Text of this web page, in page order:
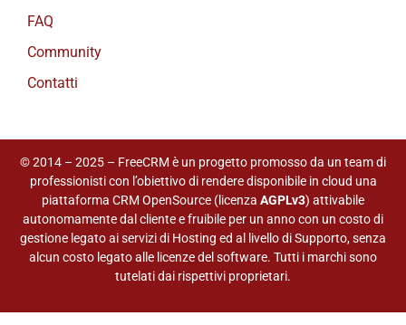
FAQ
Community
Contatti
© 2014 – 2025 – FreeCRM è un progetto promosso da un team di
professionisti con l’obiettivo di rendere disponibile in cloud una
piattaforma CRM OpenSource (licenza AGPLv3) attivabile
autonomamente dal cliente e fruibile per un anno con un costo di
gestione legato ai servizi di Hosting ed al livello di Supporto, senza
alcun costo legato alle licenze del software. Tutti i marchi sono
tutelati dai rispettivi proprietari.